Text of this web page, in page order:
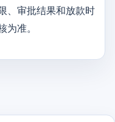
、审批结果和放款时
为准。